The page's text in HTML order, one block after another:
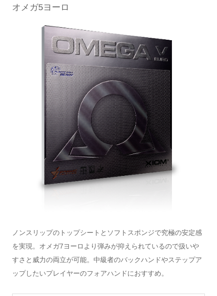
オメガ5ヨーロ
ノンスリップのトップシートとソフトスポンジで究極の安定感
を実現。オメガ7ヨーロより弾みが抑えられているので扱いや
すさと威力の両立が可能。中級者のバックハンドやステップア
ップしたいプレイヤーのフォアハンドにおすすめ。